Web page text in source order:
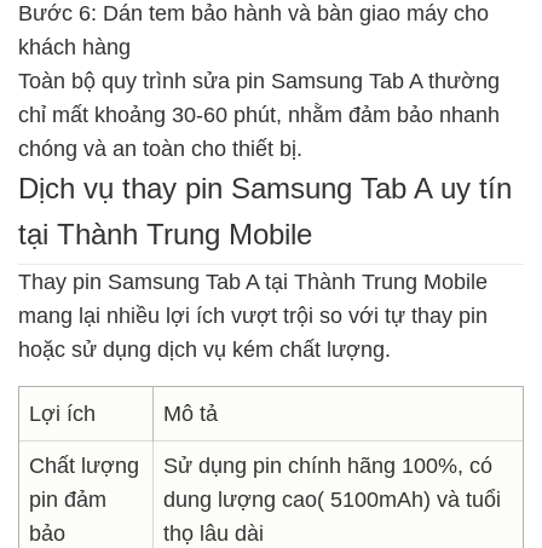
Bước 6: Dán tem bảo hành và bàn giao máy cho
khách hàng
Toàn bộ quy trình sửa pin Samsung Tab A thường
chỉ mất khoảng 30-60 phút, nhằm đảm bảo nhanh
chóng và an toàn cho thiết bị.
Dịch vụ thay pin Samsung Tab A uy tín
tại Thành Trung Mobile
Thay pin Samsung Tab A tại Thành Trung Mobile
mang lại nhiều lợi ích vượt trội so với tự thay pin
hoặc sử dụng dịch vụ kém chất lượng.
Lợi ích Mô tả
Chất lượng
pin đảm
bảo
Sử dụng pin chính hãng 100%, có
dung lượng cao( 5100mAh) và tuổi
thọ lâu dài